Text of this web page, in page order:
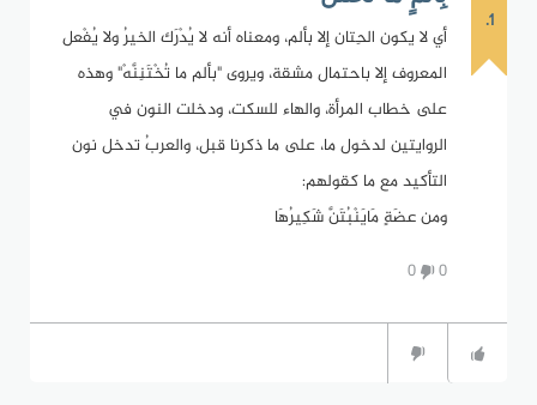
1.
أي لا يكون الحِتان إلا بألم، ومعناه أنه لا يُدْرَك الخيرُ ولا يُفْعل
المعروف إلا باحتمال مشقة، ويروى "بألم ما تُخْتَنِنَّهْ" وهذه
على خطاب المرأة، والهاء للسكت، ودخلت النون في
الروايتين لدخول ما، على ما ذكرنا قبل، والعربُ تدخل نون
التأكيد مع ما كقولهم:
ومن عضَةٍ مَايَنْبُتَنَّ شَكِيرُهَا
0
0